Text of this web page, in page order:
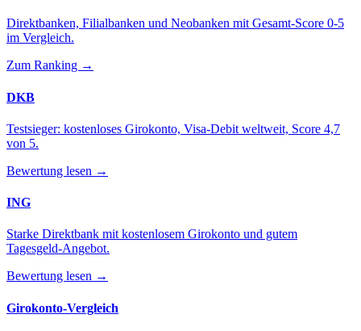
Direktbanken, Filialbanken und Neobanken mit Gesamt-Score 0-5
im Vergleich.
Zum Ranking →
DKB
Testsieger: kostenloses Girokonto, Visa-Debit weltweit, Score 4,7
von 5.
Bewertung lesen →
ING
Starke Direktbank mit kostenlosem Girokonto und gutem
Tagesgeld-Angebot.
Bewertung lesen →
Girokonto-Vergleich